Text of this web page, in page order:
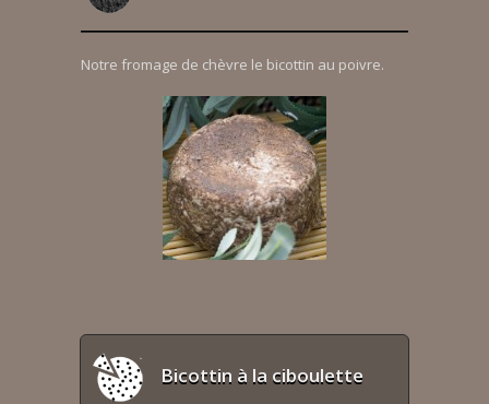
Notre fromage de chèvre le bicottin au poivre.
Bicottin à la ciboulette